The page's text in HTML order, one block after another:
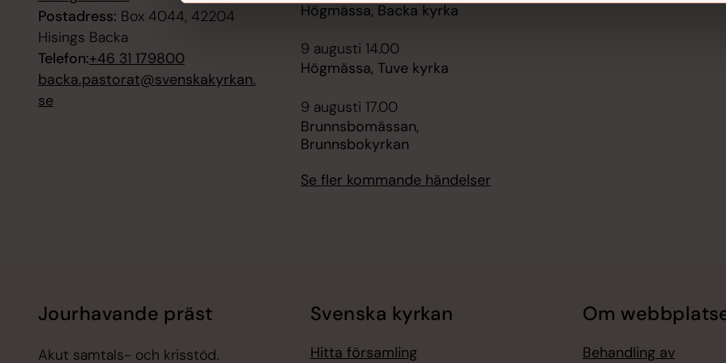
Postadress: Box 4044, 42204
Hisings Backa
Telefon:+46 31 179800
backa.pastorat@svenskakyrkan.
se
Högmässa, Backa kyrka
9 augusti 14.00
Högmässa, Tuve kyrka
9 augusti 17.00
Brunnsbomässan,
Brunnsbokyrkan
Se fler kommande händelser
Jourhavande präst
Akut samtals- och krisstöd.
Svenska kyrkan
Hitta församling
Om
Behandling av